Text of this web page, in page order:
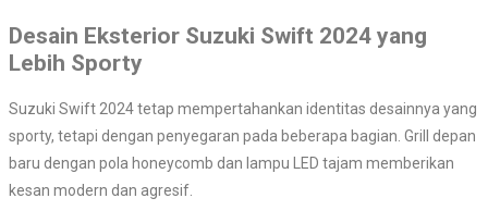
Desain Eksterior Suzuki Swift 2024 yang
Lebih Sporty
Suzuki Swift 2024 tetap mempertahankan identitas desainnya yang
sporty, tetapi dengan penyegaran pada beberapa bagian. Grill depan
baru dengan pola honeycomb dan lampu LED tajam memberikan
kesan modern dan agresif.